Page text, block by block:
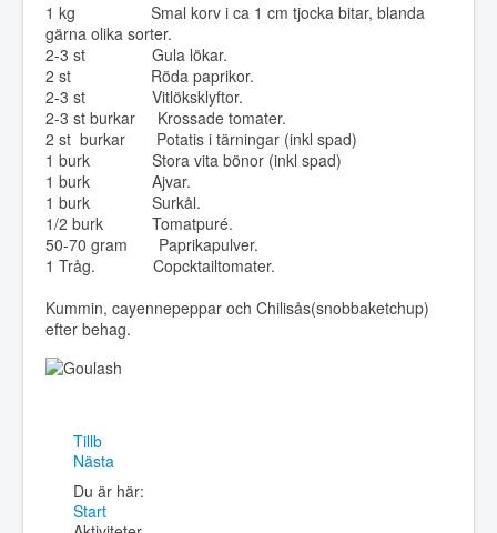
1 kg Smal korv i ca 1 cm tjocka bitar, blanda
gärna olika sorter.
2-3 st Gula lökar.
2 st Röda paprikor.
2-3 st Vitlöksklyftor.
2-3 st burkar Krossade tomater.
2 st burkar Potatis i tärningar (inkl spad)
1 burk Stora vita bönor (inkl spad)
1 burk Ajvar.
1 burk Surkål.
1/2 burk Tomatpuré.
50-70 gram Paprikapulver.
1 Tråg. Copcktailtomater.
Kummin, cayennepeppar och Chilisås(snobbaketchup)
efter behag.
Tillb
Nästa
Du är här:
Start